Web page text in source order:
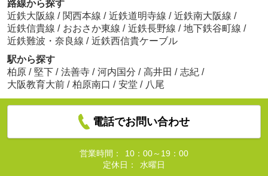
路線から探す
近鉄大阪線 / 関西本線 / 近鉄道明寺線 / 近鉄南大阪線 /
近鉄信貴線 / おおさか東線 / 近鉄長野線 / 地下鉄谷町線 /
近鉄難波・奈良線 / 近鉄西信貴ケーブル
駅から探す
柏原 / 堅下 / 法善寺 / 河内国分 / 高井田 / 志紀 /
大阪教育大前 / 柏原南口 / 安堂 / 八尾
電話でお問い合わせ
営業時間：
10：00～19：00
定休日：
水曜日